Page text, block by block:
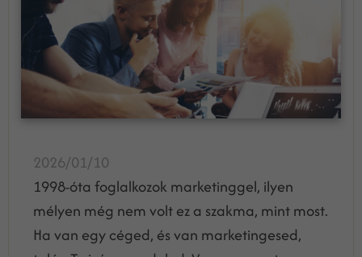
2026/01/10
1998-óta foglalkozok marketinggel, ilyen
mélyen még nem volt ez a szakma, mint most.
Ha van egy céged, és van marketingesed,